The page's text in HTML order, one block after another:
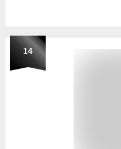
14